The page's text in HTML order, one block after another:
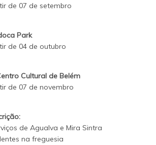
de 07 de setembro
Park
de 04 de outubro
Cultural de Belém
de 07 de novembro
de Agualva e Mira Sintra
na freguesia